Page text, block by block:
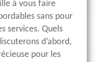
à vous faire
sans pour
services. Quels
d’abord,
pour les